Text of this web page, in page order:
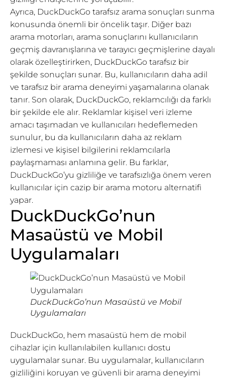
Ayrıca, DuckDuckGo tarafsız arama sonuçları sunma
konusunda önemli bir öncelik taşır. Diğer bazı
arama motorları, arama sonuçlarını kullanıcıların
geçmiş davranışlarına ve tarayıcı geçmişlerine dayalı
olarak özelleştirirken, DuckDuckGo tarafsız bir
şekilde sonuçları sunar. Bu, kullanıcıların daha adil
ve tarafsız bir arama deneyimi yaşamalarına olanak
tanır. Son olarak, DuckDuckGo, reklamcılığı da farklı
bir şekilde ele alır. Reklamlar kişisel veri izleme
amacı taşımadan ve kullanıcıları hedeflemeden
sunulur, bu da kullanıcıların daha az reklam
izlemesi ve kişisel bilgilerini reklamcılarla
paylaşmaması anlamına gelir. Bu farklar,
DuckDuckGo’yu gizliliğe ve tarafsızlığa önem veren
kullanıcılar için cazip bir arama motoru alternatifi
yapar.
DuckDuckGo’nun
Masaüstü ve Mobil
Uygulamaları
DuckDuckGo’nun Masaüstü ve Mobil
Uygulamaları
DuckDuckGo, hem masaüstü hem de mobil
cihazlar için kullanılabilen kullanıcı dostu
uygulamalar sunar. Bu uygulamalar, kullanıcıların
gizliliğini koruyan ve güvenli bir arama deneyimi